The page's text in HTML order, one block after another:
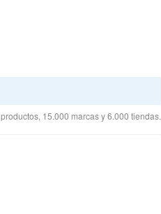
15.000 marcas y 6.000 tiendas.